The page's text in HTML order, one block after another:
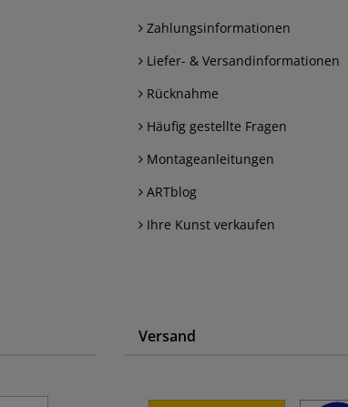
Zahlungsinformationen
Liefer- & Versandinformationen
Rücknahme
Häufig gestellte Fragen
Montageanleitungen
ARTblog
Ihre Kunst verkaufen
Versand